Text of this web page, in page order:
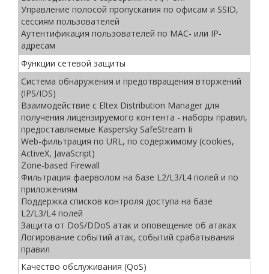
Управление полосой пропускания по офисам и SSID,
сессиям пользователей
Аутентификация пользователей по MAC- или IP-
адресам
Функции сетевой защиты
Система обнаружения и предотвращения вторжений
(IPS/IDS)
Взаимодействие с Eltex Distribution Manager для
получения лицензируемого контента - наборы правил,
предоставляемые Kaspersky SafeStream Ii
Web-фильтрация по URL, по содержимому (cookies,
ActiveX, JavaScript)
Zone-based Firewall
Фильтрация фаерволом на базе L2/L3/L4 полей и по
приложениям
Поддержка списков контроля доступа на базе
L2/L3/L4 полей
Защита от DoS/DDoS атак и оповещение об атаках
Логирование событий атак, событий срабатывания
правил
Качество обслуживания (QoS)